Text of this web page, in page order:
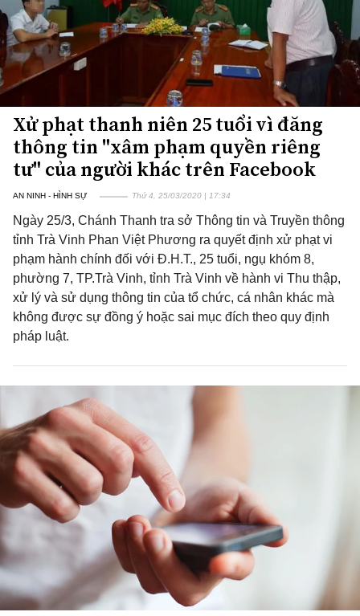
Xử phạt thanh niên 25 tuổi vì đăng
thông tin "xâm phạm quyền riêng
tư" của người khác trên Facebook
AN NINH - HÌNH SỰ Thứ 4, 25/03/2020 | 17:34
Ngày 25/3, Chánh Thanh tra sở Thông tin và Truyền thông
tỉnh Trà Vinh Phan Việt Phương ra quyết định xử phạt vi
phạm hành chính đối với Đ.H.T., 25 tuổi, ngụ khóm 8,
phường 7, TP.Trà Vinh, tỉnh Trà Vinh về hành vi Thu thập,
xử lý và sử dụng thông tin của tổ chức, cá nhân khác mà
không được sự đồng ý hoặc sai mục đích theo quy định
pháp luật.